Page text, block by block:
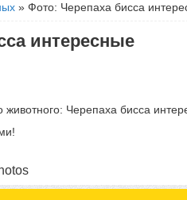
» Фото: Черепаха бисса
интересные
Черепаха бисса